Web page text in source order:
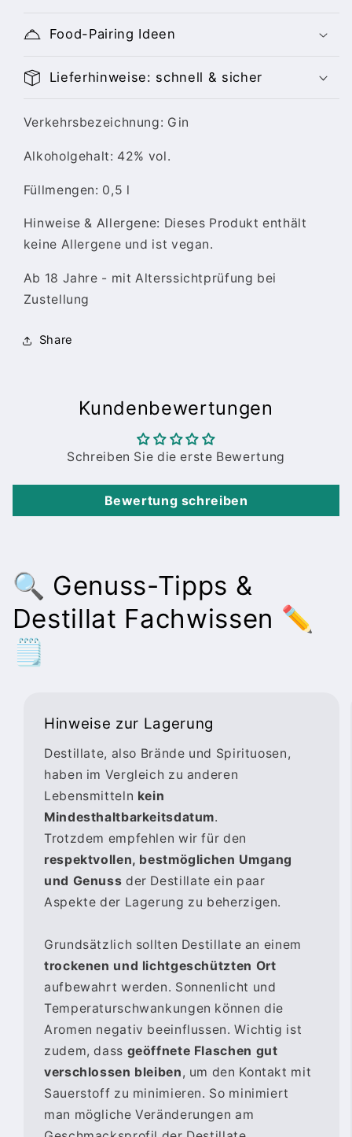
Food-Pairing Ideen
Lieferhinweise: schnell & sicher
Verkehrsbezeichnung: Gin
Alkoholgehalt: 42% vol.
Füllmengen: 0,5 l
Hinweise & Allergene: Dieses Produkt enthält
keine Allergene und ist vegan.
Ab 18 Jahre - mit Alterssichtprüfung bei
Zustellung
Share
Kundenbewertungen
Schreiben Sie die erste Bewertung
Bewertung schreiben
🔍 Genuss-Tipps &
Destillat Fachwissen ✏️
🗒️
Hinweise zur Lagerung
Destillate, also Brände und Spirituosen,
haben im Vergleich zu anderen
Lebensmitteln kein
Mindesthaltbarkeitsdatum.
Trotzdem empfehlen wir für den
respektvollen, bestmöglichen Umgang
und Genuss der Destillate ein paar
Aspekte der Lagerung zu beherzigen.
Grundsätzlich sollten Destillate an einem
trockenen und lichtgeschützten Ort
aufbewahrt werden. Sonnenlicht und
Temperaturschwankungen können die
Aromen negativ beeinflussen. Wichtig ist
zudem, dass geöffnete Flaschen gut
verschlossen bleiben, um den Kontakt mit
Sauerstoff zu minimieren. So minimiert
man mögliche Veränderungen am